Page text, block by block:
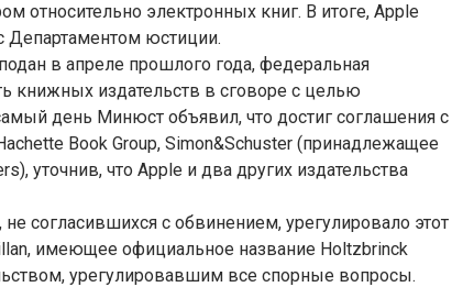
относительно электронных книг. В итоге, Apple
Департаментом юстиции.
в апреле прошлого года, федеральная
книжных издательств в сговоре с целью
день Минюст объявил, что достиг соглашения с
Book Group, Simon&Schuster (принадлежащее
уточнив, что Apple и два других издательства
не согласившихся с обвинением, урегулировало этот
имеющее официальное название Holtzbrinck
урегулировавшим все спорные вопросы.